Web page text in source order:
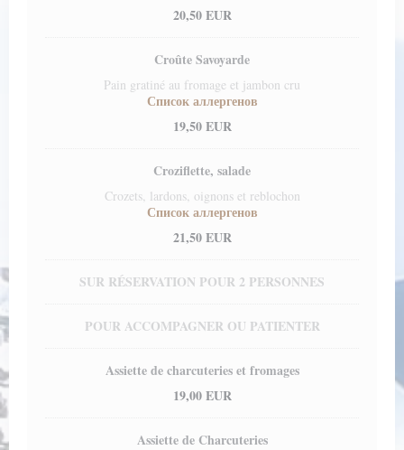
20,50 EUR
Croûte Savoyarde
Pain gratiné au fromage et jambon cru
Список аллергенов
19,50 EUR
Croziflette, salade
Crozets, lardons, oignons et reblochon
Список аллергенов
21,50 EUR
SUR RÉSERVATION POUR 2 PERSONNES
POUR ACCOMPAGNER OU PATIENTER
Assiette de charcuteries et fromages
19,00 EUR
Assiette de Charcuteries